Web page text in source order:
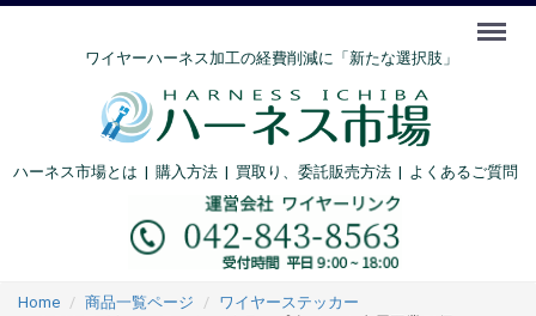
ワイヤーハーネス加工の経費削減に「新たな選択肢」
ハーネス市場とは | 購入方法| 買取り、委託販売方法 | よくあるご質問
Menu
Home 商品一覧ページ
ワイヤーステッカー